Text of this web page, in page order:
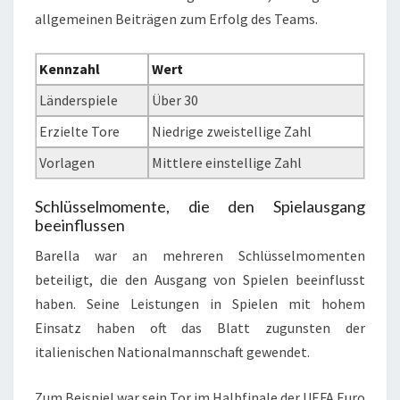
allgemeinen Beiträgen zum Erfolg des Teams.
Kennzahl
Wert
Länderspiele
Über 30
Erzielte Tore
Niedrige zweistellige Zahl
Vorlagen
Mittlere einstellige Zahl
Schlüsselmomente, die den Spielausgang
beeinflussen
Barella war an mehreren Schlüsselmomenten
beteiligt, die den Ausgang von Spielen beeinflusst
haben. Seine Leistungen in Spielen mit hohem
Einsatz haben oft das Blatt zugunsten der
italienischen Nationalmannschaft gewendet.